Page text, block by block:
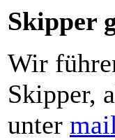
Skipper
Wir
Skipper,
unter